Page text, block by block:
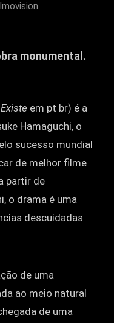
monumental.
em pt br) é a
Hamaguchi, o
sucesso mundial
de melhor filme
partir de
o drama é uma
descuidadas
de uma
ao meio natural
de uma